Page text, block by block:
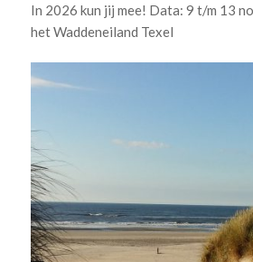
In 2026 kun jij mee! Data: 9 t/m 13
het Waddeneiland Texel